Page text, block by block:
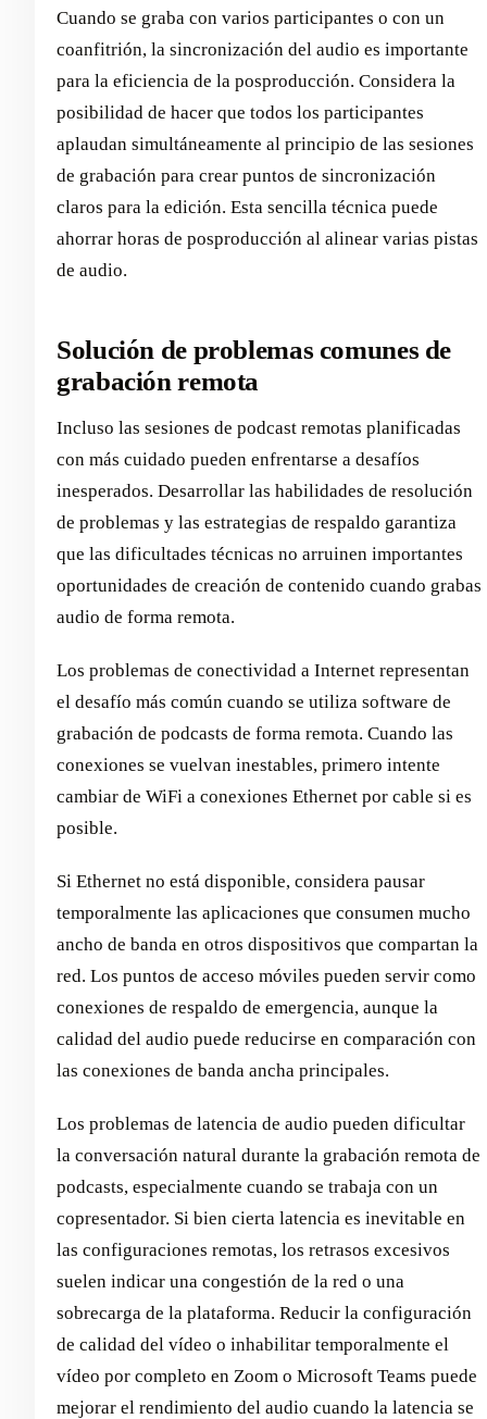
Cuando se graba con varios participantes o con un
coanfitrión, la sincronización del audio es importante
para la eficiencia de la posproducción. Considera la
posibilidad de hacer que todos los participantes
aplaudan simultáneamente al principio de las sesiones
de grabación para crear puntos de sincronización
claros para la edición. Esta sencilla técnica puede
ahorrar horas de posproducción al alinear varias pistas
de audio.
Solución de problemas comunes de
grabación remota
Incluso las sesiones de podcast remotas planificadas
con más cuidado pueden enfrentarse a desafíos
inesperados. Desarrollar las habilidades de resolución
de problemas y las estrategias de respaldo garantiza
que las dificultades técnicas no arruinen importantes
oportunidades de creación de contenido cuando grabas
audio de forma remota.
Los problemas de conectividad a Internet representan
el desafío más común cuando se utiliza software de
grabación de podcasts de forma remota. Cuando las
conexiones se vuelvan inestables, primero intente
cambiar de WiFi a conexiones Ethernet por cable si es
posible.
Si Ethernet no está disponible, considera pausar
temporalmente las aplicaciones que consumen mucho
ancho de banda en otros dispositivos que compartan la
red. Los puntos de acceso móviles pueden servir como
conexiones de respaldo de emergencia, aunque la
calidad del audio puede reducirse en comparación con
las conexiones de banda ancha principales.
Los problemas de latencia de audio pueden dificultar
la conversación natural durante la grabación remota de
podcasts, especialmente cuando se trabaja con un
copresentador. Si bien cierta latencia es inevitable en
las configuraciones remotas, los retrasos excesivos
suelen indicar una congestión de la red o una
sobrecarga de la plataforma. Reducir la configuración
de calidad del vídeo o inhabilitar temporalmente el
vídeo por completo en Zoom o Microsoft Teams puede
mejorar el rendimiento del audio cuando la latencia se